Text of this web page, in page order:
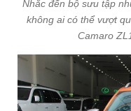
Nhắc đến bộ sưu tập
không ai có thể vượt
Camaro